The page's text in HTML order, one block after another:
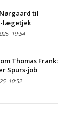
til
lægetjek
19:54
Thomas Frank:
Spurs-job
10:52